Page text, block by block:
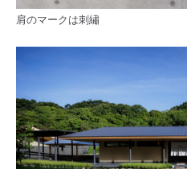
肩のマークは刺繡